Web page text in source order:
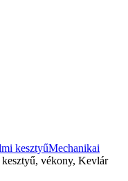
kesztyűMechanikai
vékony, Kevlár